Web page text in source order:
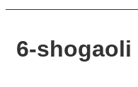
6-shogaoli